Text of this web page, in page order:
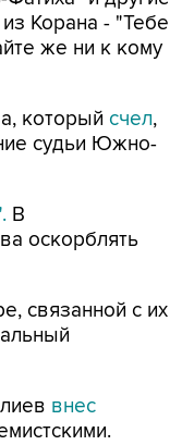
Корана - "Тебе
же ни к кому
который счел,
судьи Южно-
В
оскорблять
связанной с их
внес